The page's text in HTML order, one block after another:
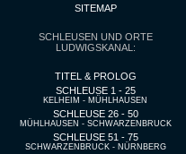
SITEMAP
SCHLEUSEN UND ORTE
LUDWIGSKANAL:
TITEL & PROLOG
SCHLEUSE 1 - 25
KELHEIM - MÜHLHAUSEN
SCHLEUSE 26 - 50
MÜHLHAUSEN - SCHWARZENBRUCK
SCHLEUSE 51 - 75
SCHWARZENBRUCK - NÜRNBERG